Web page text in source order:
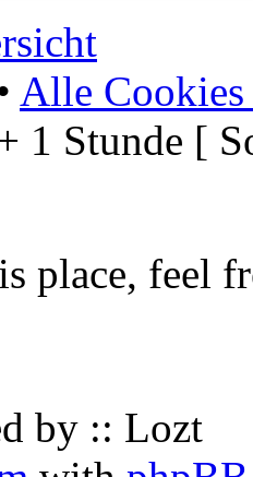
Alle Cookies
1 Stunde [
place, feel
by :: Lozt